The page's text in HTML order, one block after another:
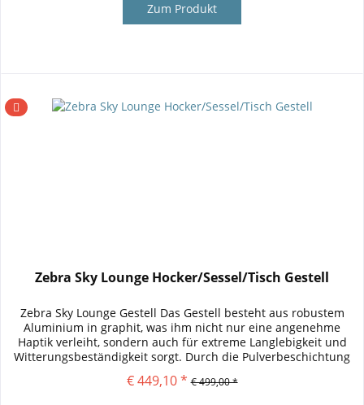
Zum Produkt
Zebra Sky Lounge Hocker/Sessel/Tisch Gestell
Zebra Sky Lounge Gestell Das Gestell besteht aus robustem
Aluminium in graphit, was ihm nicht nur eine angenehme
Haptik verleiht, sondern auch für extreme Langlebigkeit und
Witterungsbeständigkeit sorgt. Durch die Pulverbeschichtung
wird...
€ 449,10 * € 499,00 *